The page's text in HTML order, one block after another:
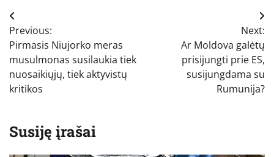
Navigacija
tarp
įrašų
Previous:
Pirmasis Niujorko meras
musulmonas susilaukia tiek
nuosaikiųjų, tiek aktyvistų
kritikos
Next:
Ar Moldova galėtų
prisijungti prie ES,
susijungdama su
Rumunija?
Susiję įrašai